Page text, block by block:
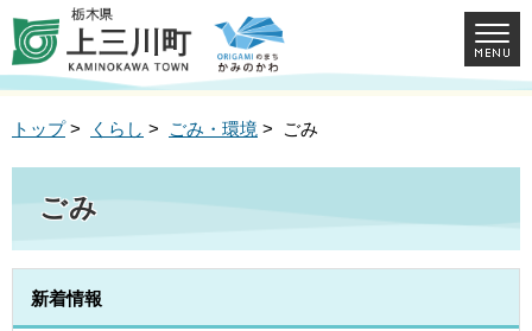
トップ> くらし > ごみ・環境 > ごみ
ごみ
新着情報